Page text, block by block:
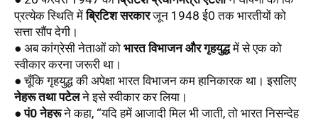
प्रत्येक स्थिति में ब्रिटिश सरकार जून 1948 ई0 तक भारतीयों को
सत्ता सौंप देगी।
● अब कांग्रेसी नेताओं को भारत विभाजन और गृहयुद्ध में से एक को
स्वीकार करना जरूरी था।
● चूँकि गृहयुद्ध की अपेक्षा भारत विभाजन कम हानिकारक था। इसलिए
नेहरू तथा पटेल ने इसे स्वीकार कर लिया।
● पं0 नेहरू ने कहा, ‘‘यदि हमें आजादी मिल भी जाती, तो भारत निसन्देह